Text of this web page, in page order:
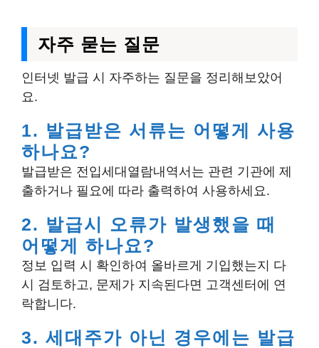
자주 묻는 질문
인터넷 발급 시 자주하는 질문을 정리해보았어
요.
1. 발급받은 서류는 어떻게 사용
하나요?
발급받은 전입세대열람내역서는 관련 기관에 제
출하거나 필요에 따라 출력하여 사용하세요.
2. 발급시 오류가 발생했을 때
어떻게 하나요?
정보 입력 시 확인하여 올바르게 기입했는지 다
시 검토하고, 문제가 지속된다면 고객센터에 연
락합니다.
3. 세대주가 아닌 경우에는 발급